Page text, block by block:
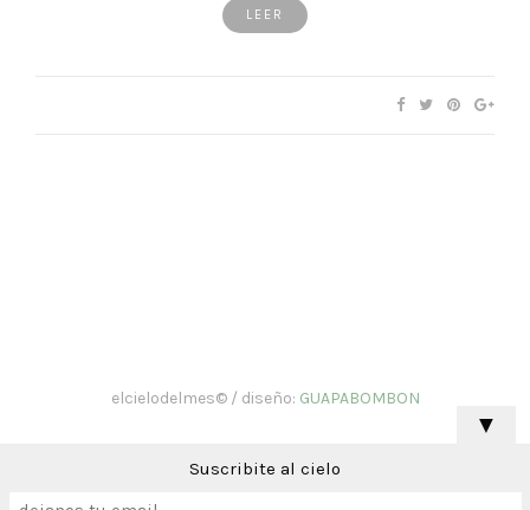
LEER
elcielodelmes© / diseño: GUAPABOMBON
▼
Suscribite al cielo